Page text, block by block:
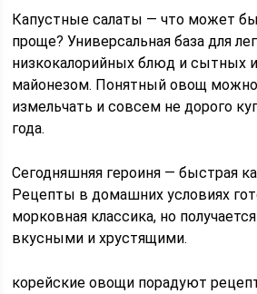
Капустные салаты — что может
проще? Универсальная база для
низкокалорийных блюд и сытных
майонезом. Понятный овощ
измельчать и совсем не дорого
года.
Сегодняшняя героиня — быстрая
Рецепты в домашних условиях
морковная классика, но
вкусными и хрустящими.
корейские овощи порадуют